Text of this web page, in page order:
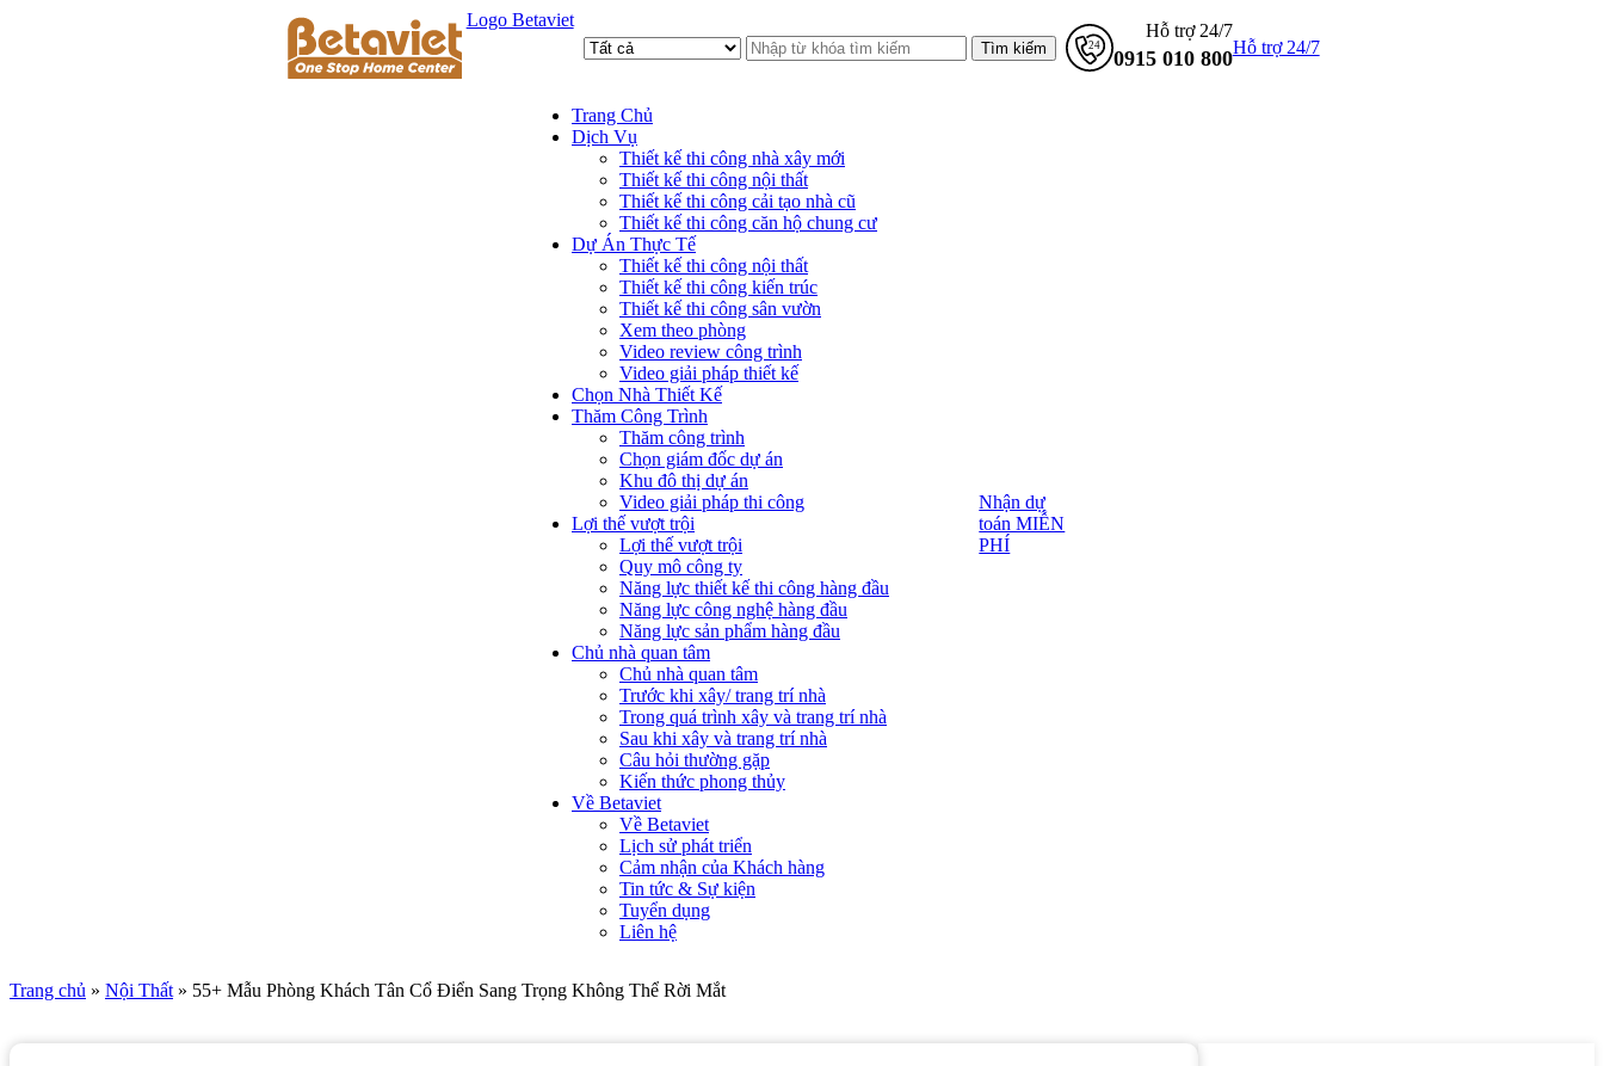
Logo Betaviet
Hỗ trợ 24/7
0915 010 800Hỗ trợ 24/7
Trang Chủ
Dịch Vụ
Thiết kế thi công nhà xây mới
Thiết kế thi công nội thất
Thiết kế thi công cải tạo nhà cũ
Thiết kế thi công căn hộ chung cư
Dự Án Thực Tế
Thiết kế thi công nội thất
Thiết kế thi công kiến trúc
Thiết kế thi công sân vườn
Xem theo phòng
Video review công trình
Video giải pháp thiết kế
Chọn Nhà Thiết Kế
Thăm Công Trình
Thăm công trình
Chọn giám đốc dự án
Khu đô thị dự án
Video giải pháp thi công
Lợi thế vượt trội
Lợi thế vượt trội
Quy mô công ty
Năng lực thiết kế thi công hàng đầu
Năng lực công nghệ hàng đầu
Năng lực sản phẩm hàng đầu
Chủ nhà quan tâm
Chủ nhà quan tâm
Trước khi xây/ trang trí nhà
Trong quá trình xây và trang trí nhà
Sau khi xây và trang trí nhà
Câu hỏi thường gặp
Kiến thức phong thủy
Về Betaviet
Về Betaviet
Lịch sử phát triển
Cảm nhận của Khách hàng
Tin tức & Sự kiện
Tuyển dụng
Liên hệ
Nhận dự
toán MIỄN
PHÍ
Trang chủ » Nội Thất » 55+ Mẫu Phòng Khách Tân Cổ Điển Sang Trọng Không Thể Rời Mắt